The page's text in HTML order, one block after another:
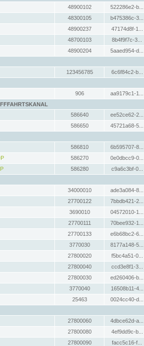
48900102 522286e2-b...
48300105 b475386c-3...
48900237 47174d8f-1...
48700103 8b4f9f7c-3...
48900204 5aaed954-d...
123456785 6c6f84c2-b...
906 aa9179c1-1...
586640 ee52ce62-2...
586650 45721a68-5...
586810 6b595707-8...
586270 0e0dbcc9-0...
586280 c9a6c3bf-0...
34000010 ade3a084-8...
27700122 7bbdb421-2...
3690010 04572010-1...
27700111 70bee932-1...
27700133 e6b68bc2-6...
3770030 8177a148-5...
27800020 f5bc4a51-0...
27800040 ccd3e8f1-3...
27800030 ed260406-b...
3770040 16508b11-4...
25463 0024cc40-d...
27800060 4dbce62d-a...
27800080 4ef9dd9c-b...
27800090 facc5c16-f...